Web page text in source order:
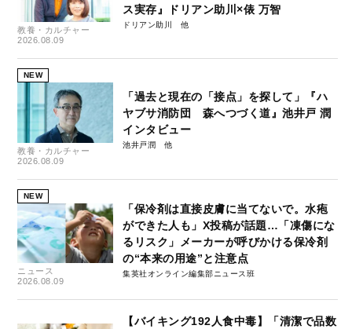
教養・カルチャー
2026.08.09
ス実存』ドリアン助川×俵 万智
ドリアン助川
NEW
教養・カルチャー
2026.08.09
「過去と現在の「接点」を探して」『ハ
ヤブサ消防団 森へつづく道』池井戸 潤
インタビュー
池井戸潤
NEW
ニュース
2026.08.09
「保冷剤は直接皮膚に当てないで。水疱
ができた人も」X投稿が話題…「凍傷にな
るリスク」メーカーが呼びかける保冷剤
の“本来の用途”と注意点
集英社オンライン編集部ニュース班
【バイキング192人食中毒】「清潔で品数